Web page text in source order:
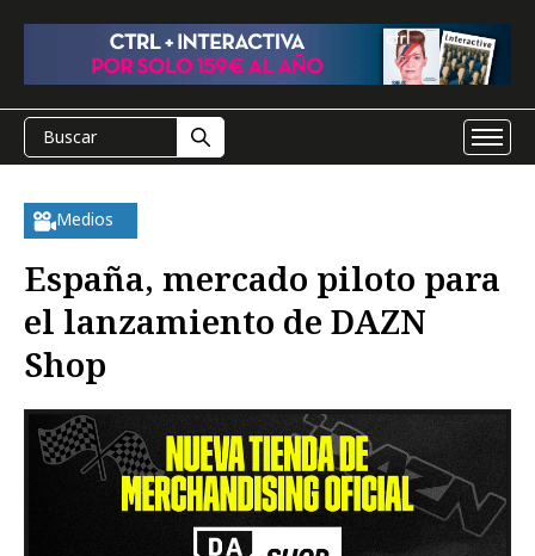
Medios
España, mercado piloto para
el lanzamiento de DAZN
Shop